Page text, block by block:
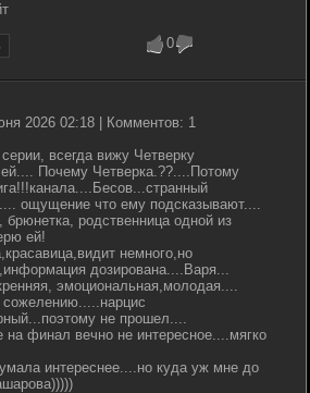
0
2026 02:18 | Комментов: 1
всегда вижу Четверку
Почему Четверка.??....Потому
ощущение что ему подсказывают....
родственница одной из
ей!
немного,но
дозирована....Варя...
эмоциональная,молодая....
не прошел....
на финал вечно не интересное....мягко
интереснее....но куда уж мне до